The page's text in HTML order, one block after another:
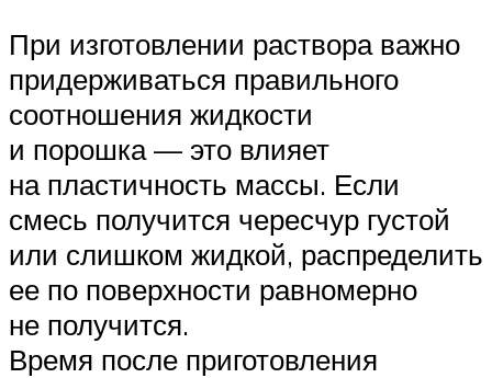
При изготовлении раствора важно
придерживаться правильного
соотношения жидкости
и порошка — это влияет
на пластичность массы. Если
смесь получится чересчур густой
или слишком жидкой, распределить
ее по поверхности равномерно
не получится.
Время после приготовления